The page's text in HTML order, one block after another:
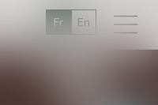
Fr En